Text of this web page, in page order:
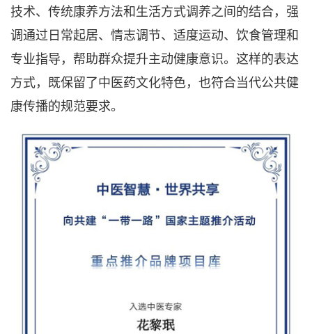
技术、传统康养方法和生活方式调养之间的结合，强
调通过日常起居、情志调节、适度运动、饮食管理和
专业指导，帮助群众提升主动健康意识。这样的表达
方式，既保留了中医药文化特色，也符合当代公共健
康传播的规范要求。